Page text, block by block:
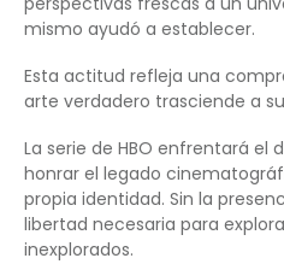
mismo ayudó a establecer.
Esta actitud refleja una
arte verdadero trasciende a
La serie de HBO enfrentará el
honrar el legado
propia identidad. Sin la
libertad necesaria para
inexplorados.